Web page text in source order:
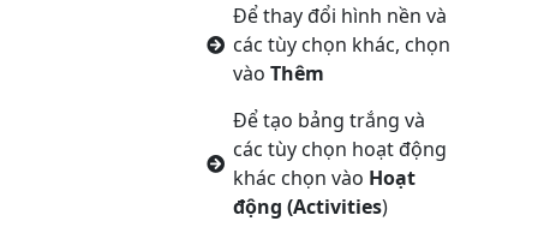
Để thay đổi hình nền và
các tùy chọn khác, chọn
vào Thêm
Để tạo bảng trắng và
các tùy chọn hoạt động
khác chọn vào Hoạt
động (Activities)